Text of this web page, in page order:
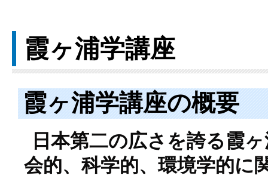
霞ヶ浦学講座
霞ヶ浦学講座の概要
日本第二の広さを誇る霞
会的、科学的、環境学的に